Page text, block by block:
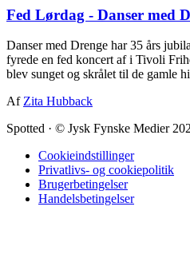
Fed Lørdag - Danser med
Danser med Drenge har 35 års
fyrede en fed koncert af i Tivoli
blev sunget og skrålet til de gamle
Af Zita Hubback
Spotted · © Jysk Fynske Medier
Cookieindstillinger
Privatlivs- og cookiepolitik
Brugerbetingelser
Handelsbetingelser